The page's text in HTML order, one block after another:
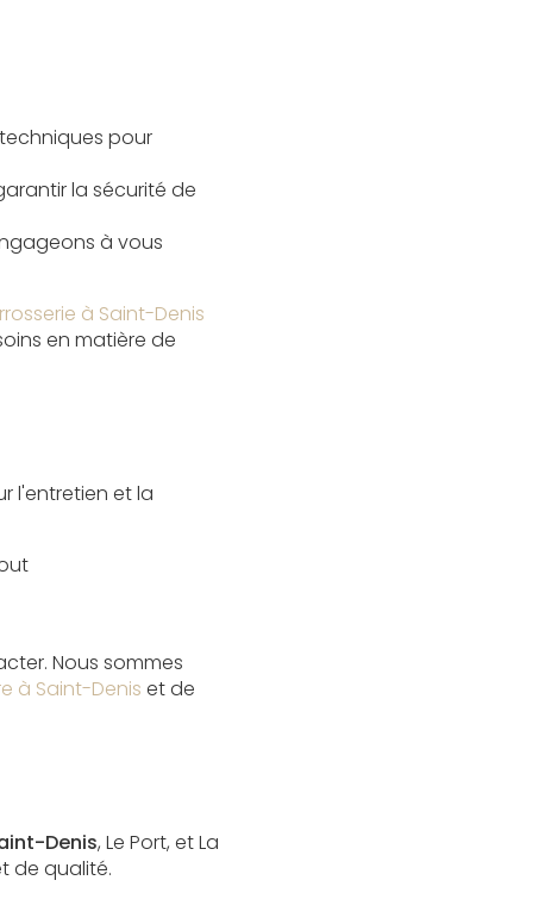
pour
la sécurité de
à vous
à Saint-Denis
en matière de
l'entretien et la
Nous sommes
à Saint-Denis et de
Denis, Le Port, et La
de qualité.